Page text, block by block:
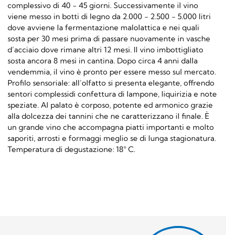
complessivo di 40 - 45 giorni. Successivamente il vino
viene messo in botti di legno da 2.000 - 2.500 - 5.000 litri
dove avviene la fermentazione malolattica e nei quali
sosta per 30 mesi prima di passare nuovamente in vasche
d’acciaio dove rimane altri 12 mesi. Il vino imbottigliato
sosta ancora 8 mesi in cantina. Dopo circa 4 anni dalla
vendemmia, il vino è pronto per essere messo sul mercato.
Profilo sensoriale: all’olfatto si presenta elegante, offrendo
sentori complessidi confettura di lampone, liquirizia e note
speziate. Al palato è corposo, potente ed armonico grazie
alla dolcezza dei tannini che ne caratterizzano il finale. È
un grande vino che accompagna piatti importanti e molto
saporiti, arrosti e formaggi meglio se di lunga stagionatura.
Temperatura di degustazione: 18° C.